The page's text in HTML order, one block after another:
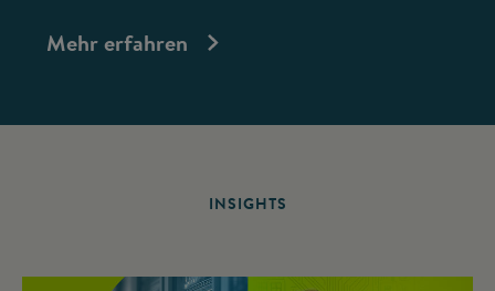
Mehr erfahren
INSIGHTS